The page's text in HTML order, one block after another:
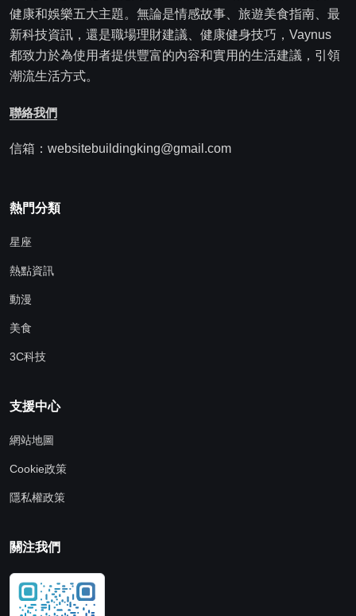
健康和娛樂五大主題。無論是情感故事、旅遊美食指南、最
新科技資訊，還是職場理財建議、健康健身技巧，Vaynus
都致力於為使用者提供豐富的內容和實用的生活建議，引領
潮流生活方式。
聯絡我們
信箱：websitebuildingking@gmail.com
熱門分類
星座
熱點資訊
動漫
美食
3C科技
支援中心
網站地圖
Cookie政策
隱私權政策
關注我們